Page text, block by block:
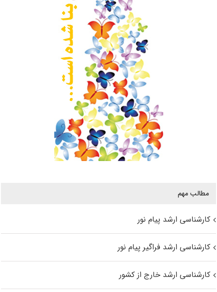
مطالب مهم
کارشناسی ارشد پیام نور
کارشناسی ارشد فراگیر پیام نور
کارشناسی ارشد خارج از کشور